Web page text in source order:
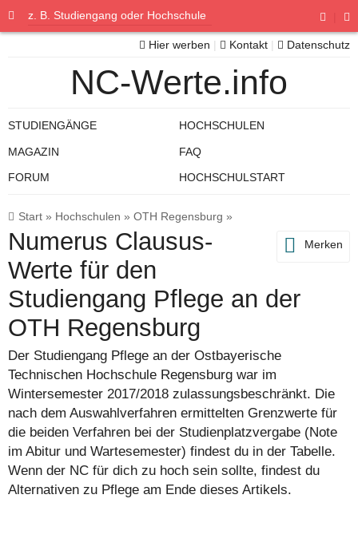
Start » Hochschulen » OTH Regensburg »
Merken
Numerus Clausus-
Werte für den
Studiengang Pflege an der
OTH Regensburg
Der Studiengang Pflege an der Ostbayerische
Technischen Hochschule Regensburg war im
Wintersemester 2017/2018 zulassungsbeschränkt. Die
nach dem Auswahlverfahren ermittelten Grenzwerte für
die beiden Verfahren bei der Studienplatzvergabe (Note
im Abitur und Wartesemester) findest du in der Tabelle.
Wenn der NC für dich zu hoch sein sollte, findest du
Alternativen zu Pflege am Ende dieses Artikels.
Hier werben Kontakt Datenschutz
NC-Werte.info
STUDIENGÄNGE HOCHSCHULEN
MAGAZIN FAQ
FORUM HOCHSCHULSTART